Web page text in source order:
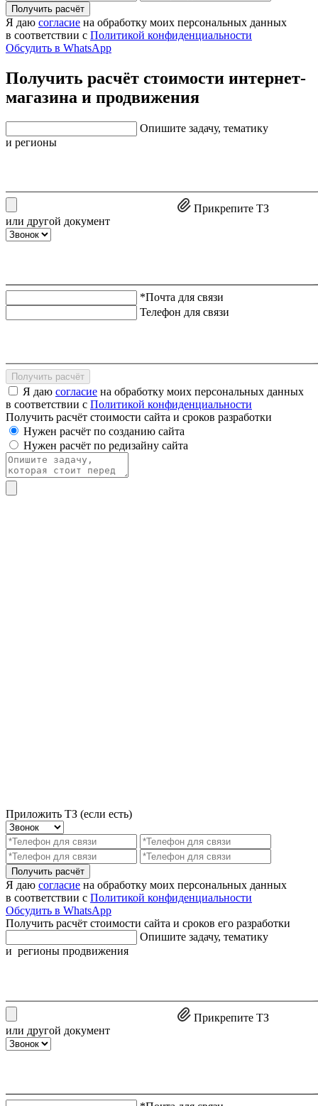
Получить расчёт
Я даю согласие на обработку моих персональных данных
в соответствии с Политикой конфиденциальности
Обсудить в WhatsApp
Получить расчёт стоимости интернет-
магазина и продвижения
Опишите задачу, тематику
и регионы
Прикрепите ТЗ
или другой документ
*Почта для связи
Телефон для связи
Получить расчёт
Я даю согласие на обработку моих персональных данных
в соответствии с Политикой конфиденциальности
Получить расчёт стоимости сайта и сроков разработки
Нужен расчёт по созданию сайта
Нужен расчёт по редизайну сайта
Приложить ТЗ (если есть)
Получить расчёт
Я даю согласие на обработку моих персональных данных
в соответствии с Политикой конфиденциальности
Обсудить в WhatsApp
Получить расчёт стоимости сайта и сроков его разработки
Опишите задачу, тематику
и регионы продвижения
Прикрепите ТЗ
или другой документ